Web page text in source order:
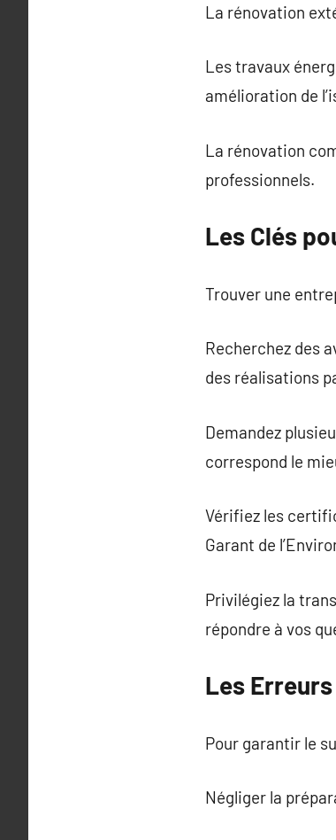
La rénovation
Les travaux
amélioration de
La rénovation
professionnels.
Les Clés
Trouver une
Recherchez des
des réalisations
Demandez
correspond le
Vérifiez les
Garant de
Privilégiez la
répondre à vos
Les
Pour garantir le
Négliger la